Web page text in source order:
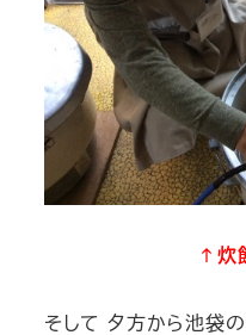
↑炊
そして 夕方から池袋